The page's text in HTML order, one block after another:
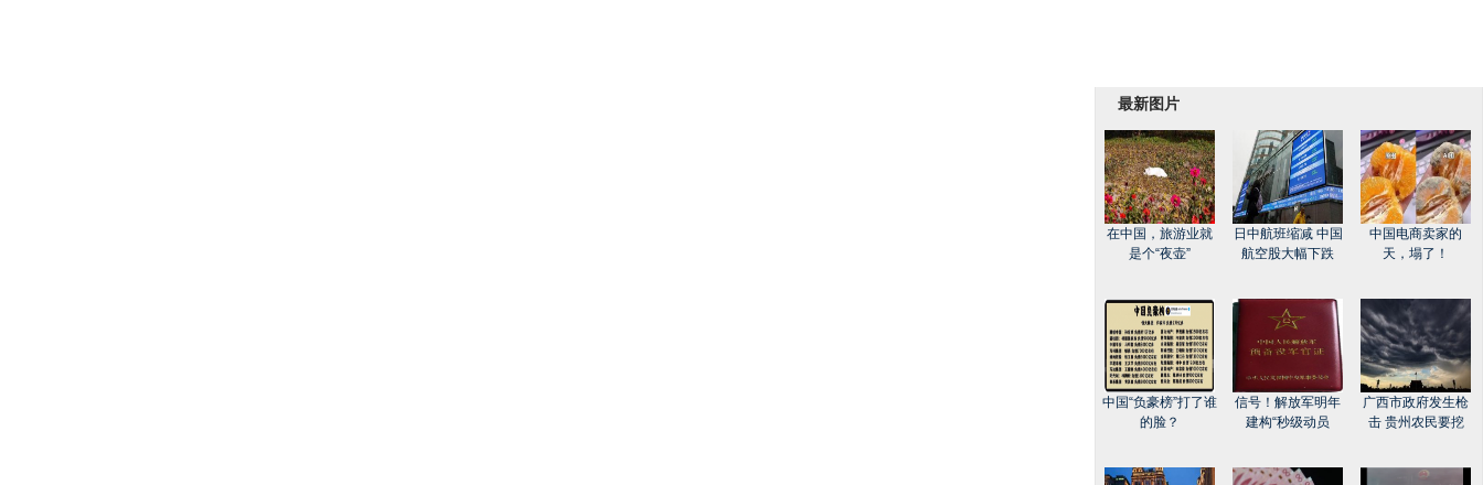
最新图片
在中国，旅游业就
是个“夜壶”
日中航班缩减 中国
航空股大幅下跌
中国电商卖家的
天，塌了！
中国“负豪榜”打了谁
的脸？
信号！解放军明年
建构“秒级动员
广西市政府发生枪
击 贵州农民要挖